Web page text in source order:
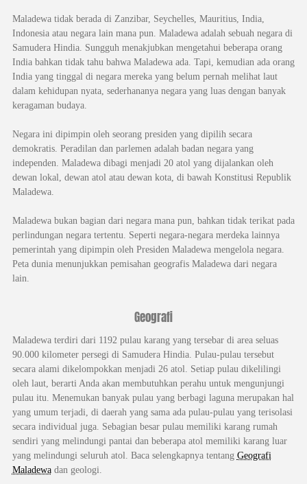
Maladewa tidak berada di Zanzibar, Seychelles, Mauritius, India,
Indonesia atau negara lain mana pun. Maladewa adalah sebuah negara di
Samudera Hindia. Sungguh menakjubkan mengetahui beberapa orang
India bahkan tidak tahu bahwa Maladewa ada. Tapi, kemudian ada orang
India yang tinggal di negara mereka yang belum pernah melihat laut
dalam kehidupan nyata, sederhananya negara yang luas dengan banyak
keragaman budaya.
Negara ini dipimpin oleh seorang presiden yang dipilih secara
demokratis. Peradilan dan parlemen adalah badan negara yang
independen. Maladewa dibagi menjadi 20 atol yang dijalankan oleh
dewan lokal, dewan atol atau dewan kota, di bawah Konstitusi Republik
Maladewa.
Maladewa bukan bagian dari negara mana pun, bahkan tidak terikat pada
perlindungan negara tertentu. Seperti negara-negara merdeka lainnya
pemerintah yang dipimpin oleh Presiden Maladewa mengelola negara.
Peta dunia menunjukkan pemisahan geografis Maladewa dari negara
lain.
Geografi
Maladewa terdiri dari 1192 pulau karang yang tersebar di area seluas
90.000 kilometer persegi di Samudera Hindia. Pulau-pulau tersebut
secara alami dikelompokkan menjadi 26 atol. Setiap pulau dikelilingi
oleh laut, berarti Anda akan membutuhkan perahu untuk mengunjungi
pulau itu. Menemukan banyak pulau yang berbagi laguna merupakan hal
yang umum terjadi, di daerah yang sama ada pulau-pulau yang terisolasi
secara individual juga. Sebagian besar pulau memiliki karang rumah
sendiri yang melindungi pantai dan beberapa atol memiliki karang luar
yang melindungi seluruh atol. Baca selengkapnya tentang Geografi
Maladewadan geologi.